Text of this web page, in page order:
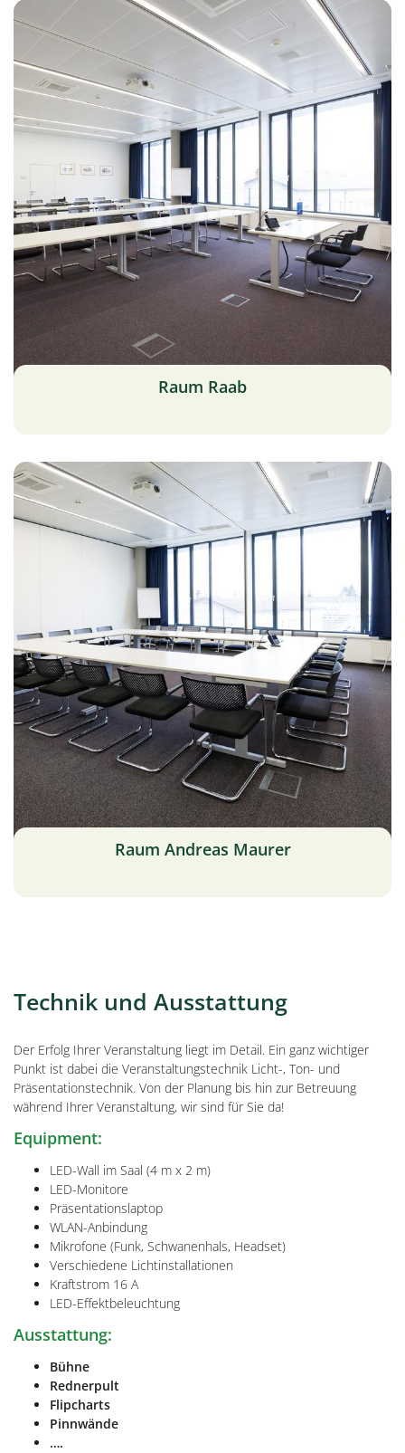
Raum Raab
Raum Andreas Maurer
Technik und Ausstattung
Der Erfolg Ihrer Veranstaltung liegt im Detail. Ein ganz wichtiger
Punkt ist dabei die Veranstaltungstechnik Licht-, Ton- und
Präsentationstechnik. Von der Planung bis hin zur Betreuung
während Ihrer Veranstaltung, wir sind für Sie da!
Equipment:
LED-Wall im Saal (4 m x 2 m)
LED-Monitore
Präsentationslaptop
WLAN-Anbindung
Mikrofone (Funk, Schwanenhals, Headset)
Verschiedene Lichtinstallationen
Kraftstrom 16 A
LED-Effektbeleuchtung
Ausstattung:
Bühne
Rednerpult
Flipcharts
Pinnwände
….